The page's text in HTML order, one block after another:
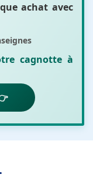
achat avec
cagnotte à